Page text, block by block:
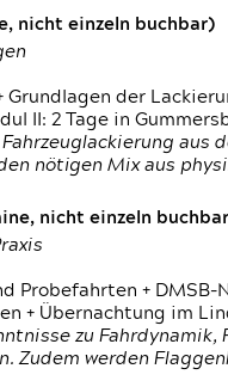
nicht einzeln buchbar)
der
II: 2 Tage in
nötigen Mix aus
nicht einzeln
Probefahrten +
+ Übernachtung im
zu
Zudem werden